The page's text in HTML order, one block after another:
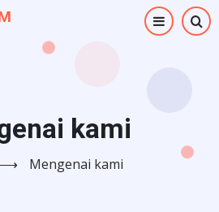
kami
⟶ Mengenai kami